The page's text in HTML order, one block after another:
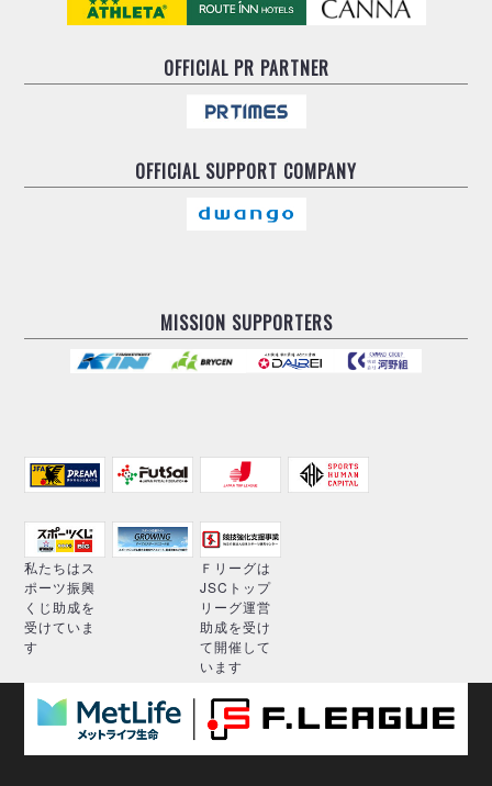
ポルセイド浜田
OFFICIALPR PARTNER
OFFICIAL SUPPORT COMPANY
MISSION SUPPORTERS
私たちはス
ポーツ振興
くじ助成を
受けていま
す
Ｆリーグは
JSCトップ
リーグ運営
助成を受け
て開催して
います